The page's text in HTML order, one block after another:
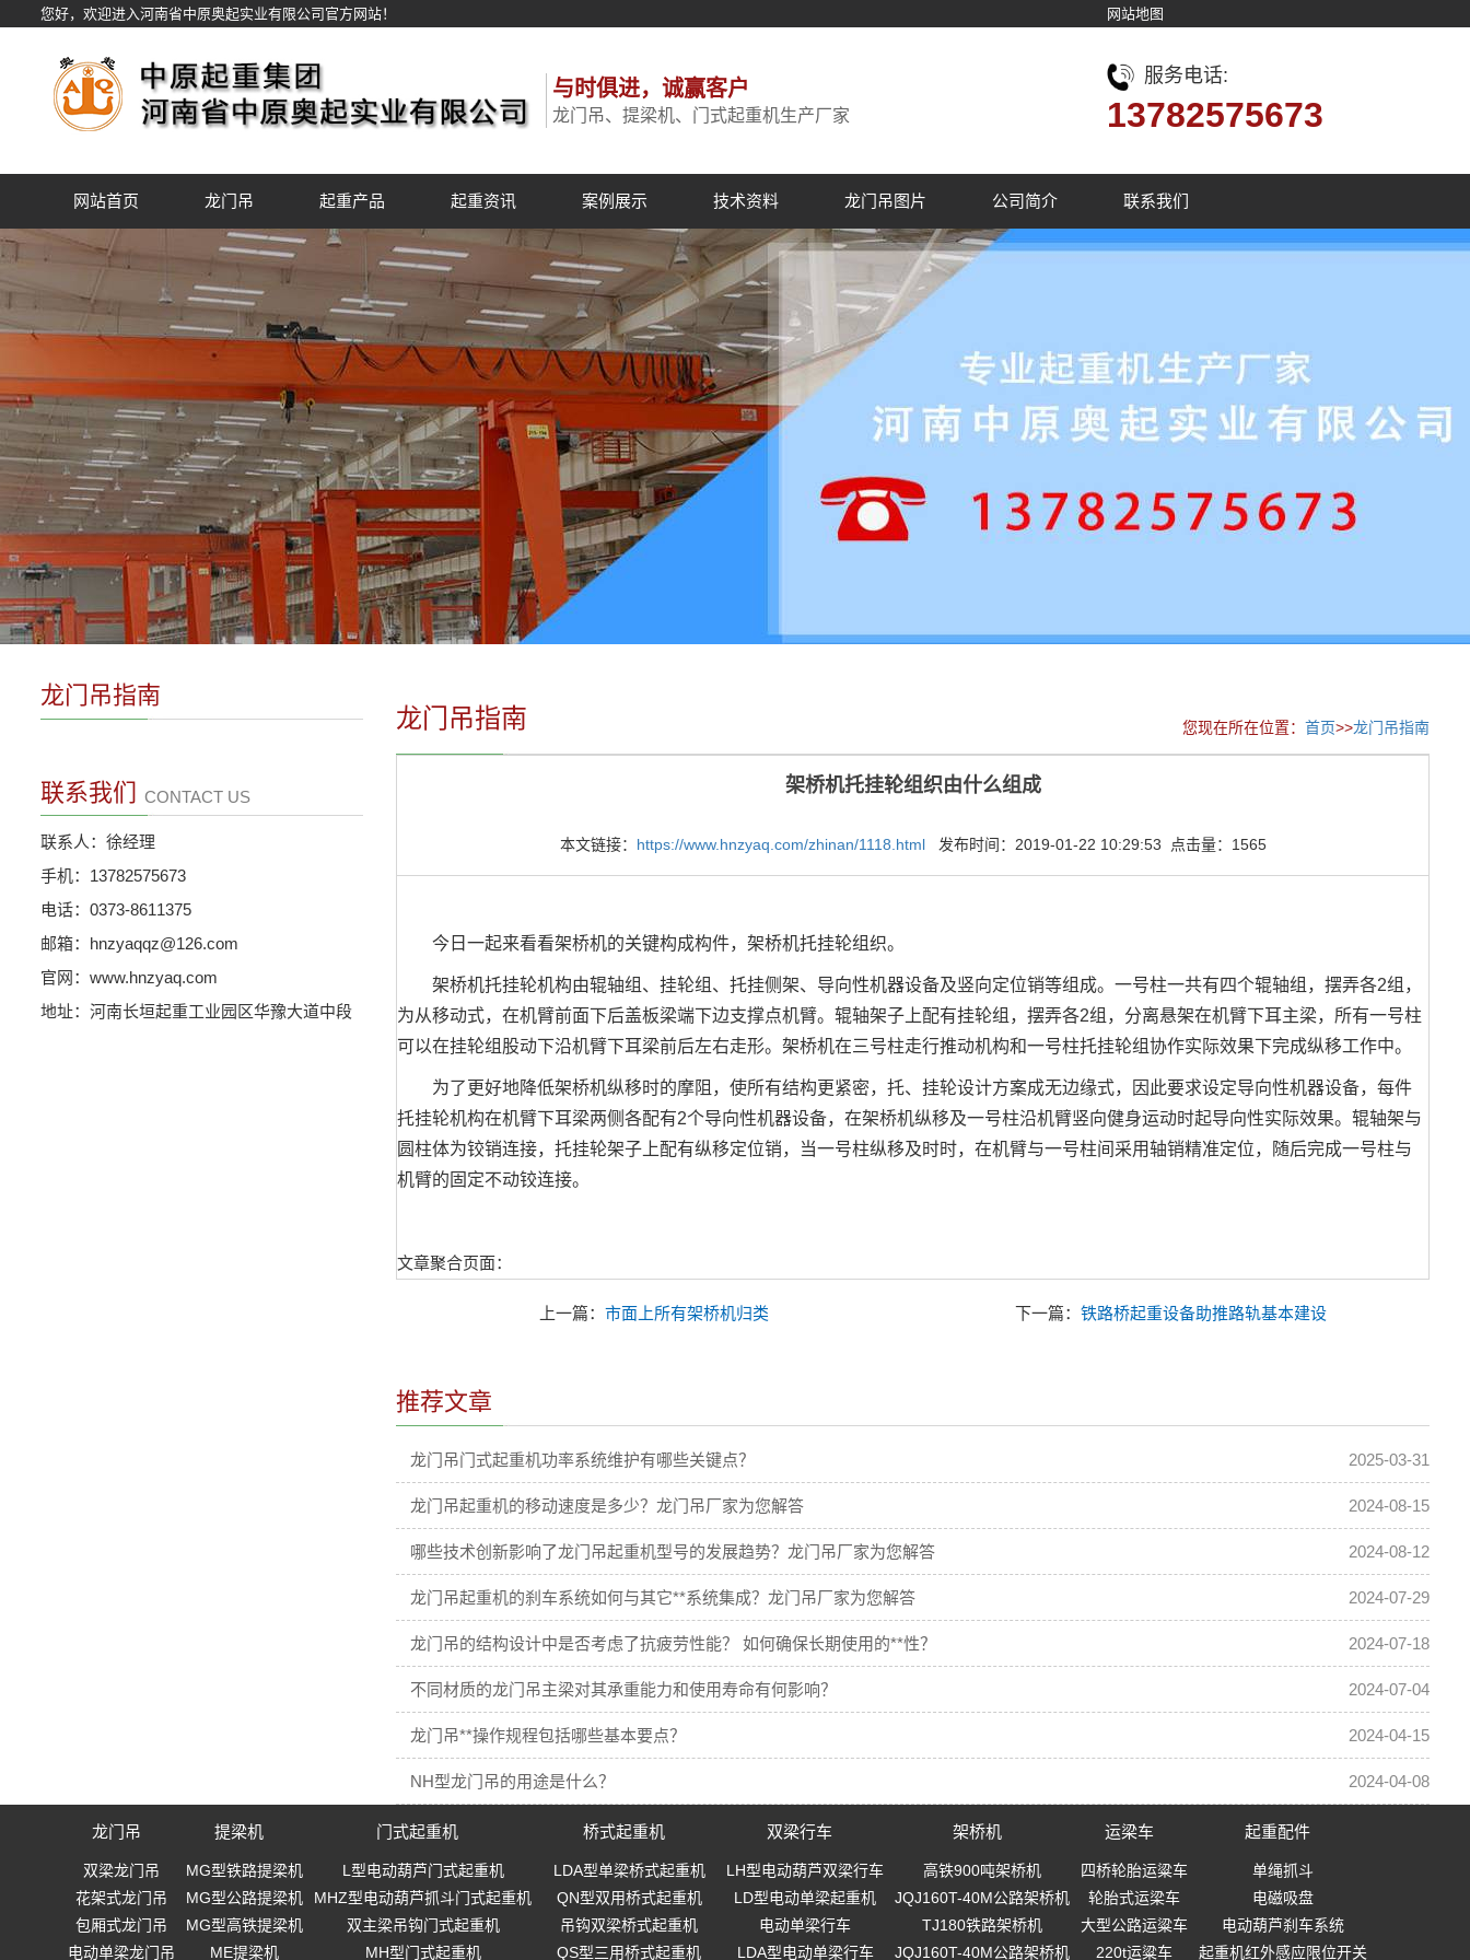
您好，欢迎进入河南省中原奥起实业有限公司官方网站！ 网站地图
与时俱进，诚赢客户
龙门吊、提梁机、门式起重机生产厂家
服务电话:
13782575673
网站首页 龙门吊 起重产品 起重资讯 案例展示 技术资料 龙门吊图片 公司简介 联系我们
龙门吊指南 您现在所在位置： 首页>>龙门吊指南
架桥机托挂轮组织由什么组成
本文链接： https://www.hnzyaq.com/zhinan/1118.html发布时间：2019-01-22 10:29:53 点击量：1565
今日一起来看看架桥机的关键构成构件，架桥机托挂轮组织。
架桥机托挂轮机构由辊轴组、挂轮组、托挂侧架、导向性机器设备及竖向定位销等组成。一号柱一共有四个辊轴组，摆弄各2组，
为从移动式，在机臂前面下后盖板梁端下边支撑点机臂。辊轴架子上配有挂轮组，摆弄各2组，分离悬架在机臂下耳主梁，所有一号柱
可以在挂轮组股动下沿机臂下耳梁前后左右走形。架桥机在三号柱走行推动机构和一号柱托挂轮组协作实际效果下完成纵移工作中。
为了更好地降低架桥机纵移时的摩阻，使所有结构更紧密，托、挂轮设计方案成无边缘式，因此要求设定导向性机器设备，每件
托挂轮机构在机臂下耳梁两侧各配有2个导向性机器设备，在架桥机纵移及一号柱沿机臂竖向健身运动时起导向性实际效果。辊轴架与
圆柱体为铰销连接，托挂轮架子上配有纵移定位销，当一号柱纵移及时时，在机臂与一号柱间采用轴销精准定位，随后完成一号柱与
机臂的固定不动铰连接。
文章聚合页面：
上一篇：市面上所有架桥机归类 下一篇：铁路桥起重设备助推路轨基本建设
推荐文章
龙门吊门式起重机功率系统维护有哪些关键点？ 2025-03-31
龙门吊起重机的移动速度是多少？龙门吊厂家为您解答 2024-08-15
哪些技术创新影响了龙门吊起重机型号的发展趋势？龙门吊厂家为您解答 2024-08-12
龙门吊起重机的刹车系统如何与其它**系统集成？龙门吊厂家为您解答 2024-07-29
龙门吊的结构设计中是否考虑了抗疲劳性能？ 如何确保长期使用的**性？ 2024-07-18
不同材质的龙门吊主梁对其承重能力和使用寿命有何影响？ 2024-07-04
龙门吊**操作规程包括哪些基本要点？ 2024-04-15
NH型龙门吊的用途是什么？ 2024-04-08
龙门吊指南
联系我们 CONTACT US
联系人：徐经理
手机：13782575673
电话：0373-8611375
邮箱：hnzyaqqz@126.com
官网：www.hnzyaq.com
地址：河南长垣起重工业园区华豫大道中段
龙门吊
双梁龙门吊
花架式龙门吊
包厢式龙门吊
电动单梁龙门吊
提梁机
MG型铁路提梁机
MG型公路提梁机
MG型高铁提梁机
ME提梁机
门式起重机
L型电动葫芦门式起重机
MHZ型电动葫芦抓斗门式起重机
双主梁吊钩门式起重机
MH型门式起重机
桥式起重机
LDA型单梁桥式起重机
QN型双用桥式起重机
吊钩双梁桥式起重机
QS型三用桥式起重机
双梁行车
LH型电动葫芦双梁行车
LD型电动单梁起重机
电动单梁行车
LDA型电动单梁行车
架桥机
高铁900吨架桥机
JQJ160T-40M公路架桥机
TJ180铁路架桥机
JQJ160T-40M公路架桥机
运梁车
四桥轮胎运粱车
轮胎式运梁车
大型公路运粱车
220t运粱车
起重配件
单绳抓斗
电磁吸盘
电动葫芦刹车系统
起重机红外感应限位开关